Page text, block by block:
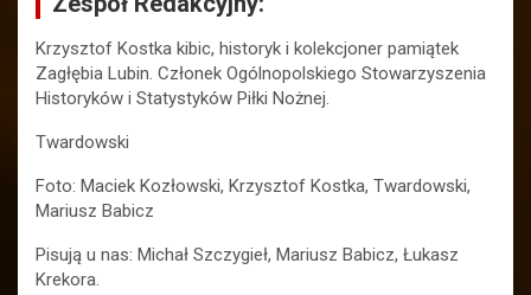
Krzysztof Kostka kibic, historyk i kolekcjoner pamiątek
Zagłębia Lubin. Członek Ogólnopolskiego Stowarzyszenia
Historyków i Statystyków Piłki Nożnej.
Twardowski
Foto: Maciek Kozłowski, Krzysztof Kostka, Twardowski,
Mariusz Babicz
Pisują u nas: Michał Szczygieł, Mariusz Babicz, Łukasz
Krekora.